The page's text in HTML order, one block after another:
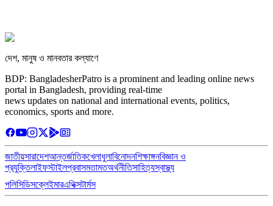
দেশ, মানুষ ও মানবতার কল্যাণে
BDP: BangladesherPatro is a prominent and leading online news
portal in Bangladesh, providing real-time
news updates on national and international events, politics,
economics, sports and more.
জাতীয়সারাদেশআন্তর্জাতিকখেলাধুলাবিনোদনশিক্ষাঙ্গনবিজ্ঞান ও
প্রযুক্তিলাইফস্টাইলপ্রবাসমতামতঅর্থনীতিসাহিত্যস্বাস্থ্য
পলিসিডিসক্লেইমারএথিক্সটার্মস